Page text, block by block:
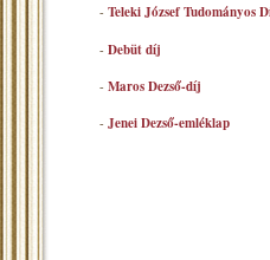
- Teleki József Tudományos
- Debüt díj
- Maros Dezső-díj
- Jenei Dezső-emléklap